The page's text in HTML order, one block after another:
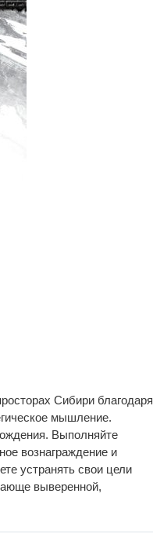
Сибири благодаря
мышление.
Выполняйте
вознаграждение и
устранять свои цели
выверенной,